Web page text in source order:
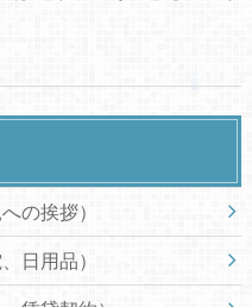
の挨拶）
日用品）